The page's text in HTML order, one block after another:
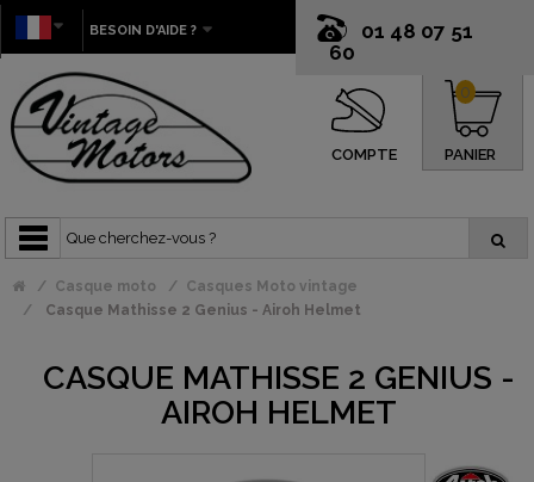
01 48 07 51
60
BESOIN D'AIDE ?
COMPTE PANIER
0
Casque moto
Casques Moto vintage
Casque Mathisse 2 Genius - Airoh Helmet
CASQUE MATHISSE 2 GENIUS -
AIROH HELMET